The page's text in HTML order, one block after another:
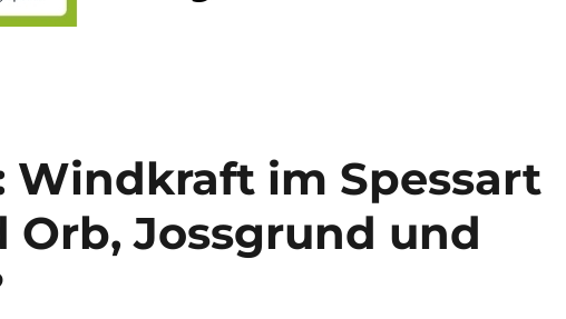
Windkraft im Spessart
Orb, Jossgrund und